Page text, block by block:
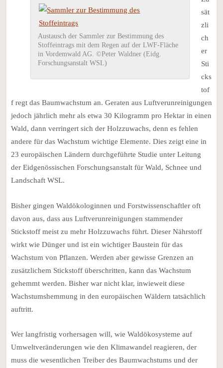
Austausch der Sammler zur Bestimmung des
Stoffeintrags mit dem Regen auf der LWF-Fläche
in Vordemwald AG. ©Peter Waldner (Eidg.
Forschungsanstalt WSL)
sät
zli
ch
er
Sti
cks
tof
f regt das Baumwachstum an. Geraten aus Luftverunreinigungen
jedoch jährlich mehr als etwa 30 Kilogramm pro Hektar in einen
Wald, dann verringert sich der Holzzuwachs, denn es fehlen
andere für das Wachstum wichtige Elemente. Dies zeigt eine in
23 europäischen Ländern durchgeführte Studie unter Leitung
der Eidgenössischen Forschungsanstalt für Wald, Schnee und
Landschaft WSL.
Bisher gingen Waldökologinnen und Forstwissenschaftler oft
davon aus, dass aus Luftverunreinigungen stammender
Stickstoff meist zu mehr Holzzuwachs führt. Dieser Nährstoff
wirkt wie Dünger und ist ein wichtiger Baustein für das
Wachstum von Pflanzen. Werden aber gewisse Grenzen an
zusätzlichem Stickstoff überschritten, kann das Wachstum
gehemmt werden. Bisher war nicht klar, inwieweit diese
Wachstumshemmung in den europäischen Wäldern tatsächlich
auftritt.
Wer langfristig vorhersagen will, wie Waldökosysteme auf
Umweltveränderungen wie den Klimawandel reagieren, der
muss die wesentlichen Treiber des Baumwachstums und der